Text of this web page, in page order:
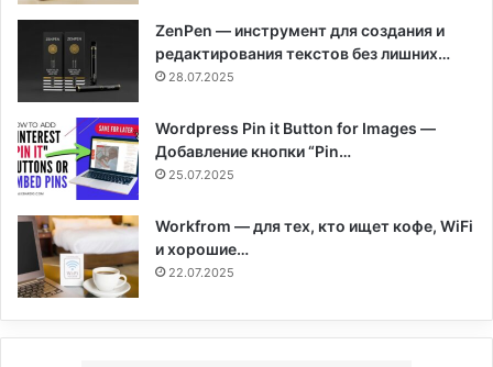
ZenPen — инструмент для создания и
редактирования текстов без лишних…
28.07.2025
Wordpress Pin it Button for Images —
Добавление кнопки “Pin…
25.07.2025
Workfrom — для тех, кто ищет кофе, WiFi
и хорошие…
22.07.2025